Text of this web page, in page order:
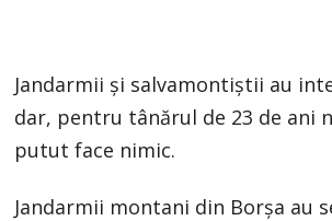
Jandarmii și salvamontiștii au
dar, pentru tânărul de 23 de ani
putut face nimic.
Jandarmii montani din Borșa au